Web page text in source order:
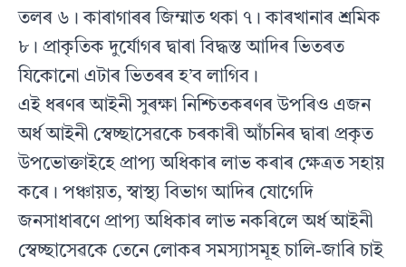
তলৰ ৬। কাৰাগাৰৰ জিম্মাত থকা ৭। কাৰখানাৰ শ্ৰমিক
৮। প্ৰাকৃতিক দুৰ্যোগৰ দ্বাৰা বিদ্ধস্ত আদিৰ ভিতৰত
যিকোনো এটাৰ ভিতৰৰ হ’ব লাগিব।
এই ধৰণৰ আইনী সুৰক্ষা নিশ্চিতকৰণৰ উপৰিও এজন
অৰ্ধ আইনী স্বেচ্ছাসেৱকে চৰকাৰী আঁচনিৰ দ্বাৰা প্ৰকৃত
উপভোক্তাইহে প্ৰাপ্য অধিকাৰ লাভ কৰাৰ ক্ষেত্ৰত সহায়
কৰে। পঞ্চায়ত, স্বাস্থ্য বিভাগ আদিৰ যোগেদি
জনসাধাৰণে প্ৰাপ্য অধিকাৰ লাভ নকৰিলে অৰ্ধ আইনী
স্বেচ্ছাসেৱকে তেনে লোকৰ সমস্যাসমূহ চালি-জাৰি চাই